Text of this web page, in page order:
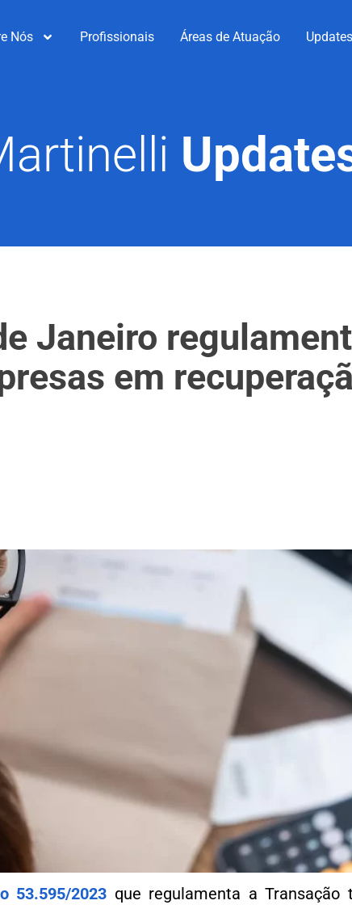
Nós Profissionais Áreas de Atuação Updates
Janeiro
em
53.595/2023 que regulamenta a Transação